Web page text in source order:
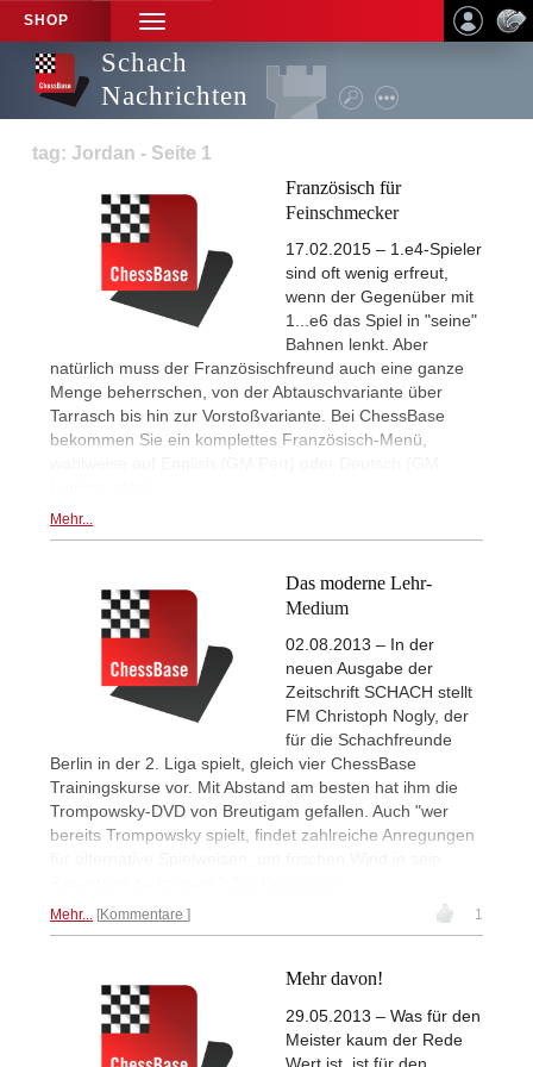
SHOP
TOGGLE
NAVIGATION
Schach
Nachrichten
tag: Jordan - Seite 1
Französisch für
Feinschmecker
17.02.2015 – 1.e4-Spieler
sind oft wenig erfreut,
wenn der Gegenüber mit
1...e6 das Spiel in "seine"
Bahnen lenkt. Aber
natürlich muss der Französischfreund auch eine ganze
Menge beherrschen, von der Abtauschvariante über
Tarrasch bis hin zur Vorstoßvariante. Bei ChessBase
bekommen Sie ein komplettes Französisch-Menü,
Mehr...
Das moderne Lehr-
Medium
02.08.2013 – In der
neuen Ausgabe der
Zeitschrift SCHACH stellt
FM Christoph Nogly, der
für die Schachfreunde
Berlin in der 2. Liga spielt, gleich vier ChessBase
Trainingskurse vor. Mit Abstand am besten hat ihm die
Trompowsky-DVD von Breutigam gefallen. Auch "wer
bereits Trompowsky spielt, findet zahlreiche Anregungen
Mehr... Kommentare 1
Mehr davon!
29.05.2013 – Was für den
Meister kaum der Rede
Wert ist, ist für den